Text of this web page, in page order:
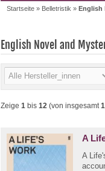
Startseite » Belletristik » English
English Novel and
Zeige 1 bis 12 (von insgesamt
A
A